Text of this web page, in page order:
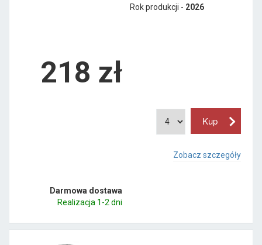
Rok produkcji - 2026
218 zł
Zobacz szczegóły
Darmowa dostawa
Realizacja 1-2 dni